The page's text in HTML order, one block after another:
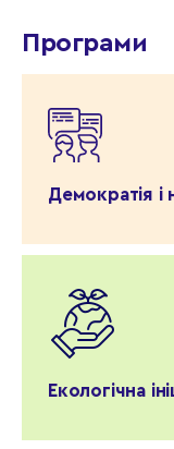
Програми
Демократія
Екологічна